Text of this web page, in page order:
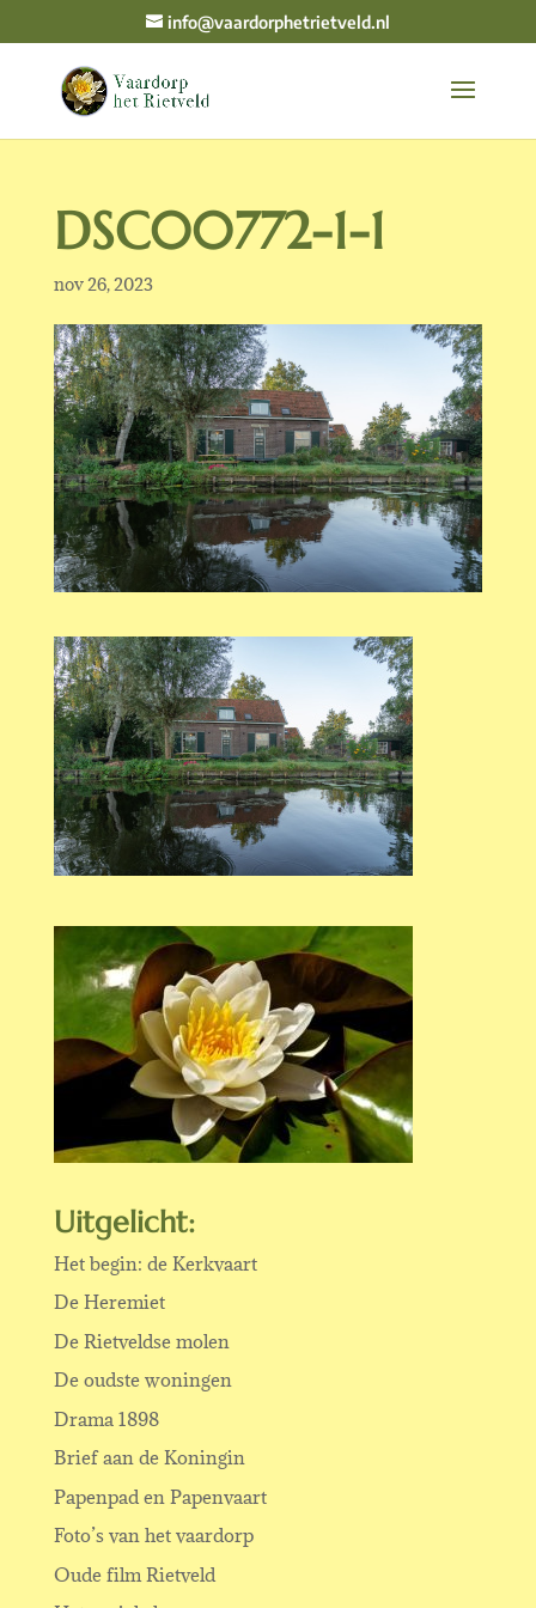
info@vaardorphetrietveld.nl
DSC00772-1-1
nov 26, 2023
Uitgelicht:
Het begin: de Kerkvaart
De Heremiet
De Rietveldse molen
De oudste woningen
Drama 1898
Brief aan de Koningin
Papenpad en Papenvaart
Foto’s van het vaardorp
Oude film Rietveld